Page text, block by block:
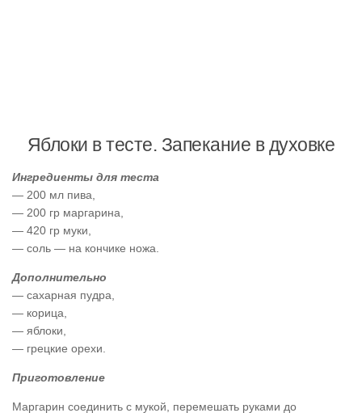
Яблоки в тесте. Запекание в духовке
Ингредиенты для теста
— 200 мл пива,
— 200 гр маргарина,
— 420 гр муки,
— соль — на кончике ножа.
Дополнительно
— сахарная пудра,
— корица,
— яблоки,
— грецкие орехи.
Приготовление
Маргарин соединить с мукой, перемешать руками до